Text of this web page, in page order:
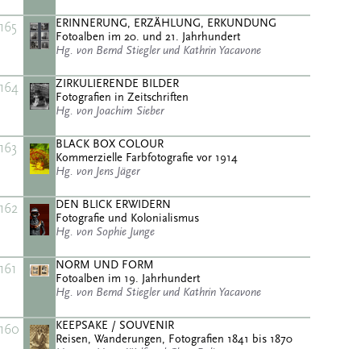
165
ERINNERUNG, ERZÄHLUNG, ERKUNDUNG
Fotoalben im 20. und 21. Jahrhundert
Hg. von Bernd Stiegler und Kathrin Yacavone
164
ZIRKULIERENDE BILDER
Fotografien in Zeitschriften
Hg. von Joachim Sieber
163
BLACK BOX COLOUR
Kommerzielle Farbfotografie vor 1914
Hg. von Jens Jäger
162
DEN BLICK ERWIDERN
Fotografie und Kolonialismus
Hg. von Sophie Junge
161
NORM UND FORM
Fotoalben im 19. Jahrhundert
Hg. von Bernd Stiegler und Kathrin Yacavone
160
KEEPSAKE / SOUVENIR
Reisen, Wanderungen, Fotografien 1841 bis 1870